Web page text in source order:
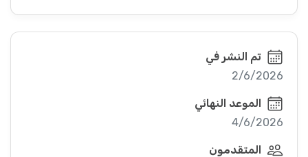
تم النشر في
2/6/2026
الموعد النهائي
4/6/2026
المتقدمون